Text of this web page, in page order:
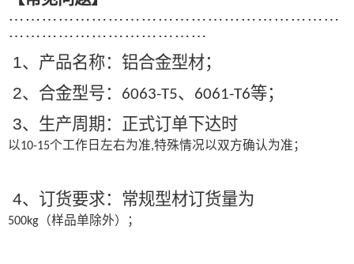
……………………………………………………
………………………………
1、产品名称：铝合金型材；
2、合金型号： 6063-T5、 6061-T6等；
3、生产周期：正式订单下达时
以10-15个工作日左右为准,特殊情况以双方确认为准；
4、订货要求：常规型材订货量为
500kg （样品单除外）；